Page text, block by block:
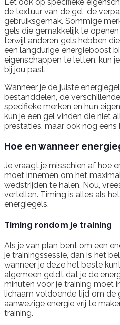
de textuur van de gel, de
gebruiksgemak. Sommige
gels die gemakkelijk te
terwijl anderen gels hebben
een langdurige energieboost
eigenschappen te letten, kun
bij jou past.
Wanneer je de juiste
bestanddelen, de
specifieke merken en hun
kun je een gel vinden die niet
prestaties, maar ook nog eens
Hoe en wanneer
Je vraagt je misschien af hoe
moet innemen om het
wedstrijden te halen. Nou,
vertellen. Timing is alles als
energiegels.
Timing rondom je training
Als je van plan bent om een
je trainingssessie, dan is het
wanneer je deze het beste
algemeen geldt dat je de
minuten voor je training moet
lichaam voldoende tijd om de
aanwezige energie vrij te
training.